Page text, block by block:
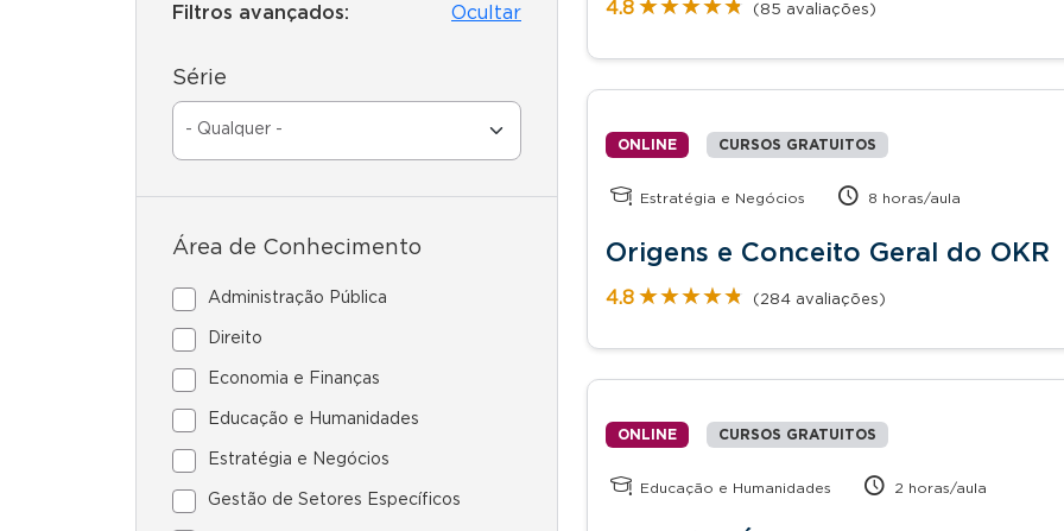
Filtros avançados: Ocultar
Série
Área de Conhecimento
Administração Pública
Direito
Economia e Finanças
Educação e Humanidades
Estratégia e Negócios
Gestão de Setores Específicos
4.8 ★★★★★
★★★★★ (85 avaliações)
ONLINE CURSOS GRATUITOS
Estratégia e Negócios 8 horas/aula
Origens e Conceito Geral do OKR
4.8 ★★★★★
★★★★★ (284 avaliações)
ONLINE CURSOS GRATUITOS
Educação e Humanidades 2 horas/aula